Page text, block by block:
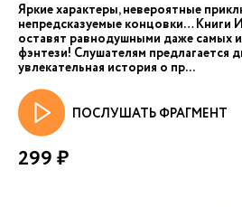
Яркие характеры, невероятные
непредсказуемые концовки… Книги
оставят равнодушными даже самых
фэнтези! Слушателям предлагается
увлекательная история о пр...
ПОСЛУШАТЬ ФРАГМЕНТ
299 ₽